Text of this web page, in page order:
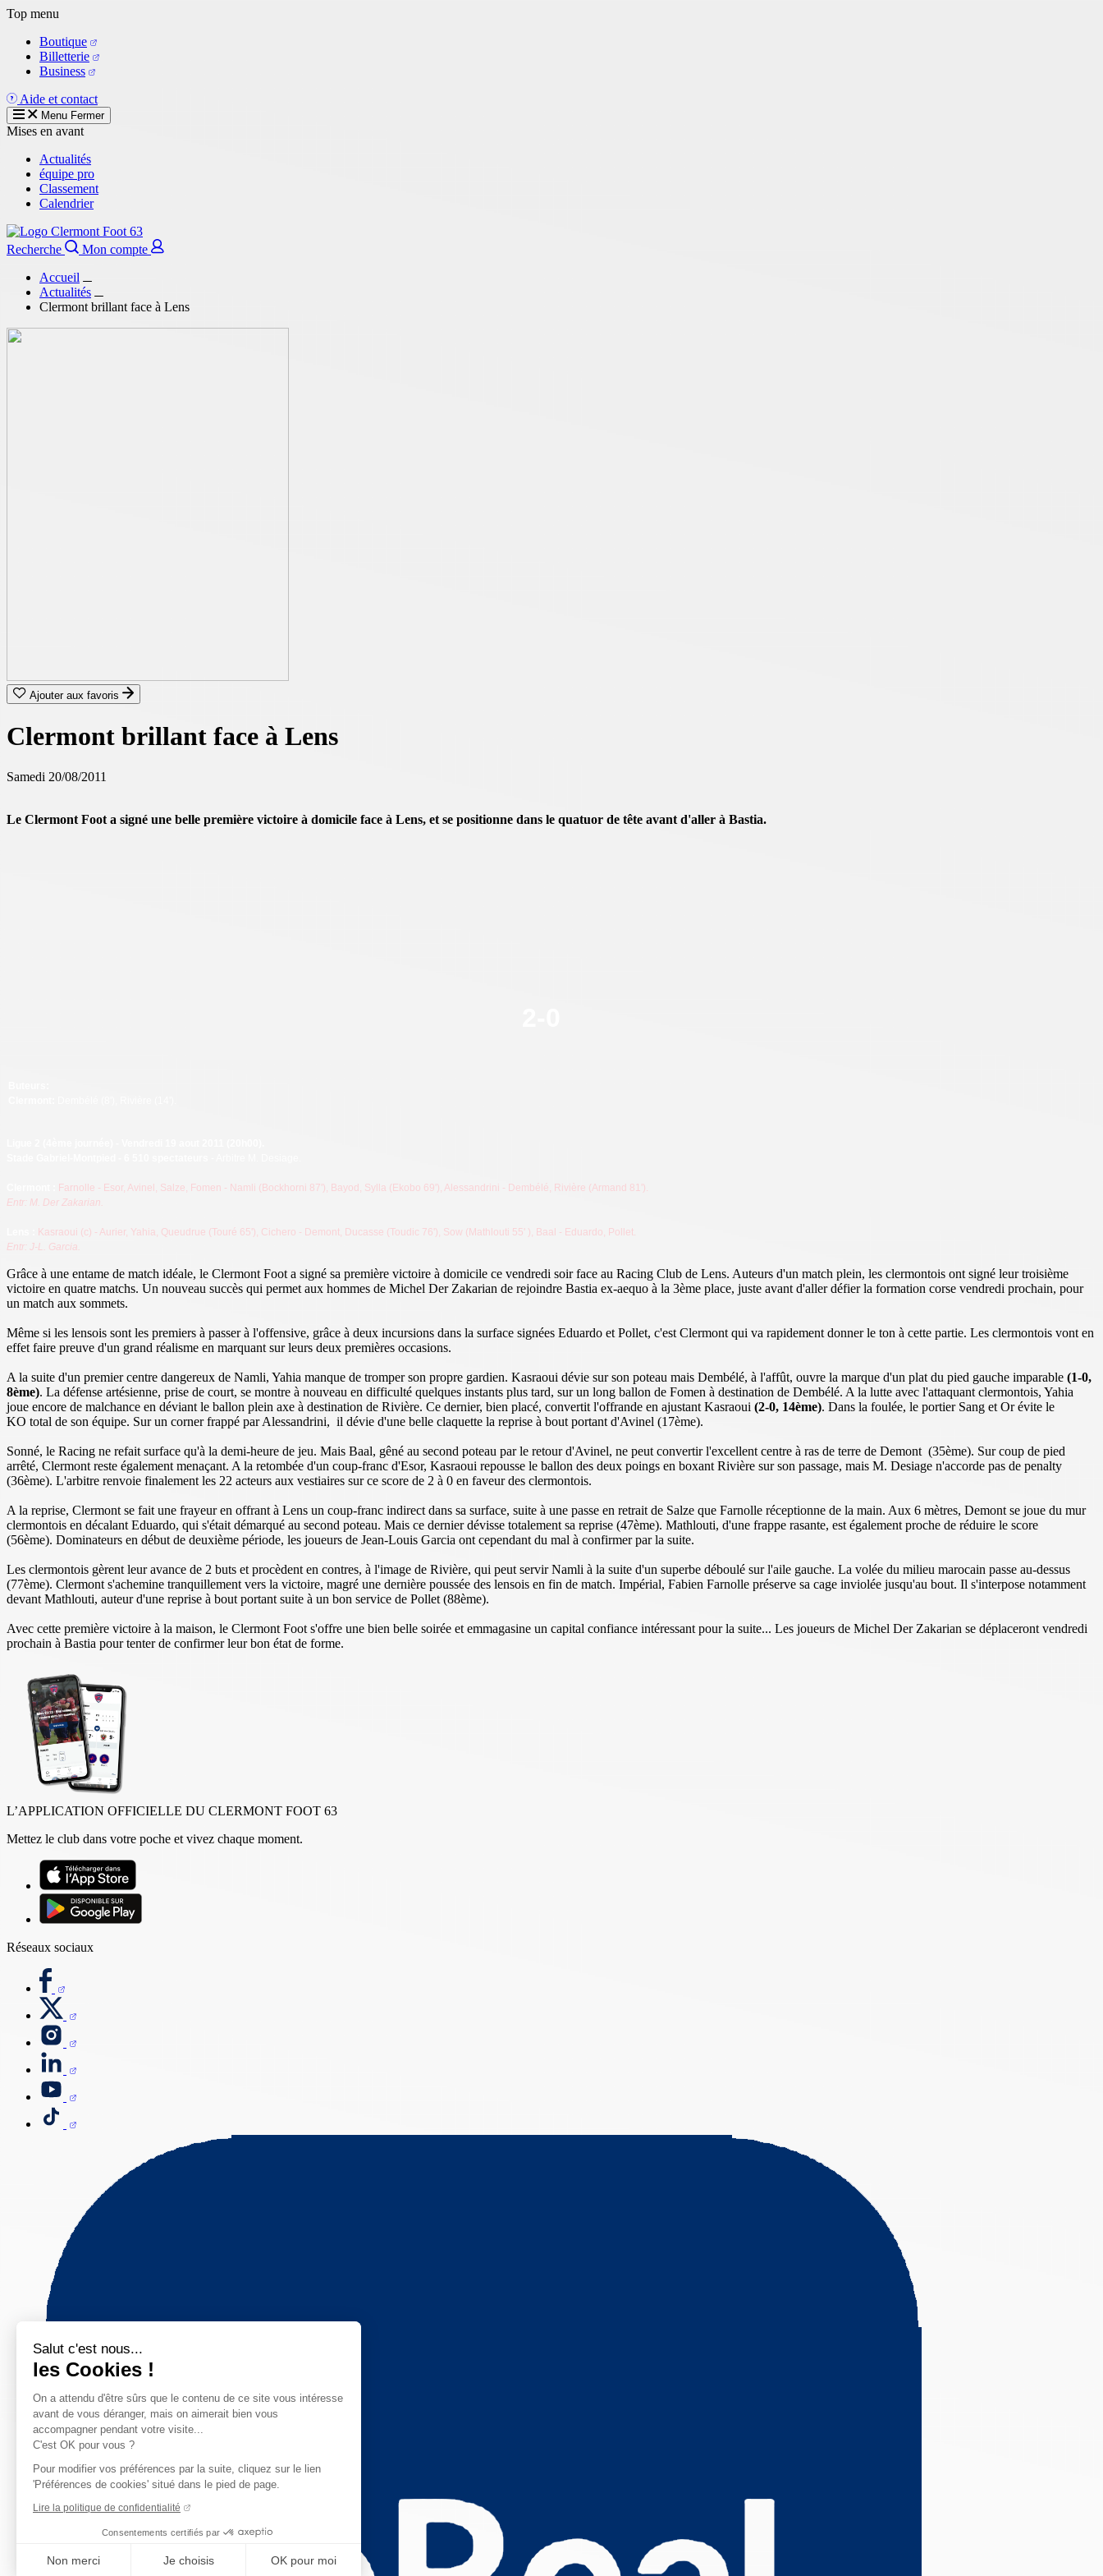
Salut c'est nous...
les Cookies !
On a attendu d'être sûrs que le contenu de ce site vous intéresse
avant de vous déranger, mais on aimerait bien vous
accompagner pendant votre visite...
C'est OK pour vous ?
Pour modifier vos préférences par la suite, cliquez sur le lien
'Préférences de cookies' situé dans le pied de page.
Lire la politique de confidentialité
Consentements certifiés par
Non merci Je choisis OK pour moi
Aller
contenu
principal
Top menu
Boutique
Billetterie
Business
Aide et contact
Menu Fermer
Mises en avant
Actualités
équipe pro
Classement
Calendrier
Recherche
Mon compte
Accueil
Actualités
Clermont brillant face à Lens
Ajouter aux favoris
Clermont brillant face à Lens
Samedi 20/08/2011
Le Clermont Foot a signé une belle première victoire à domicile face à Lens, et se positionne dans le quatuor de tête avant d'aller à Bastia.
Farnolle - Esor, Avinel, Salze, Fomen - Namli (Bockhorni 87'), Bayod, Sylla (Ekobo 69'), Alessandrini - Dembélé, Rivière (Armand 81').
Entr: M. Der Zakarian.
Kasraoui (c) - Aurier, Yahia, Queudrue (Touré 65'), Cichero - Demont, Ducasse (Toudic 76'), Sow (Mathlouti 55' ), Baal - Eduardo, Pollet.
Entr: J-L. Garcia.
Grâce à une entame de match idéale, le Clermont Foot a signé sa première victoire à domicile ce vendredi soir face au Racing Club de Lens. Auteurs d'un match plein, les clermontois ont signé leur troisième
victoire en quatre matchs. Un nouveau succès qui permet aux hommes de Michel Der Zakarian de rejoindre Bastia ex-aequo à la 3ème place, juste avant d'aller défier la formation corse vendredi prochain, pour
un match aux sommets.
Même si les lensois sont les premiers à passer à l'offensive, grâce à deux incursions dans la surface signées Eduardo et Pollet, c'est Clermont qui va rapidement donner le ton à cette partie. Les clermontois vont en
effet faire preuve d'un grand réalisme en marquant sur leurs deux premières occasions.
A la suite d'un premier centre dangereux de Namli, Yahia manque de tromper son propre gardien. Kasraoui dévie sur son poteau mais Dembélé, à l'affût, ouvre la marque d'un plat du pied gauche imparable (1-0,
8ème). La défense artésienne, prise de court, se montre à nouveau en difficulté quelques instants plus tard, sur un long ballon de Fomen à destination de Dembélé. A la lutte avec l'attaquant clermontois, Yahia
joue encore de malchance en déviant le ballon plein axe à destination de Rivière. Ce dernier, bien placé, convertit l'offrande en ajustant Kasraoui (2-0, 14ème). Dans la foulée, le portier Sang et Or évite le
KO total de son équipe. Sur un corner frappé par Alessandrini, il dévie d'une belle claquette la reprise à bout portant d'Avinel (17ème).
Sonné, le Racing ne refait surface qu'à la demi-heure de jeu. Mais Baal, gêné au second poteau par le retour d'Avinel, ne peut convertir l'excellent centre à ras de terre de Demont (35ème). Sur coup de pied
arrêté, Clermont reste également menaçant. A la retombée d'un coup-franc d'Esor, Kasraoui repousse le ballon des deux poings en boxant Rivière sur son passage, mais M. Desiage n'accorde pas de penalty
(36ème). L'arbitre renvoie finalement les 22 acteurs aux vestiaires sur ce score de 2 à 0 en faveur des clermontois.
A la reprise, Clermont se fait une frayeur en offrant à Lens un coup-franc indirect dans sa surface, suite à une passe en retrait de Salze que Farnolle réceptionne de la main. Aux 6 mètres, Demont se joue du mur
clermontois en décalant Eduardo, qui s'était démarqué au second poteau. Mais ce dernier dévisse totalement sa reprise (47ème). Mathlouti, d'une frappe rasante, est également proche de réduire le score
(56ème). Dominateurs en début de deuxième période, les joueurs de Jean-Louis Garcia ont cependant du mal à confirmer par la suite.
Les clermontois gèrent leur avance de 2 buts et procèdent en contres, à l'image de Rivière, qui peut servir Namli à la suite d'un superbe déboulé sur l'aile gauche. La volée du milieu marocain passe au-dessus
(77ème). Clermont s'achemine tranquillement vers la victoire, magré une dernière poussée des lensois en fin de match. Impérial, Fabien Farnolle préserve sa cage inviolée jusqu'au bout. Il s'interpose notamment
devant Mathlouti, auteur d'une reprise à bout portant suite à un bon service de Pollet (88ème).
Avec cette première victoire à la maison, le Clermont Foot s'offre une bien belle soirée et emmagasine un capital confiance intéressant pour la suite... Les joueurs de Michel Der Zakarian se déplaceront vendredi
prochain à Bastia pour tenter de confirmer leur bon état de forme.
L’APPLICATION OFFICIELLE DU CLERMONT FOOT 63
Mettez le club dans votre poche et vivez chaque moment.
Réseaux sociaux